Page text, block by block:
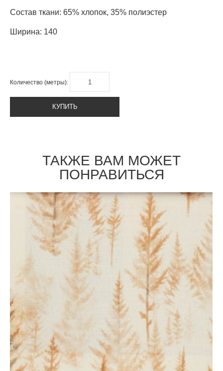
Состав ткани: 65% хлопок, 35% полиэстер
Ширина: 140
Количество (метры):
КУПИТЬ
ТАКЖЕ ВАМ МОЖЕТ
ПОНРАВИТЬСЯ